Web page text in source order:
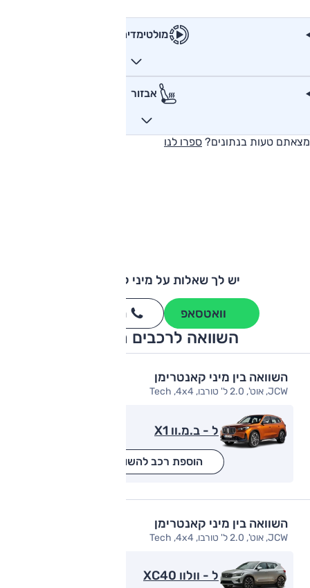
מולטימדיה
אבזור
מצאתם טעות בנתונים? ספרו לנו
יש לך שאלות על מיני קאנטרימן?
וואטסאפ חייגו
השוואה לרכבים מתחרים
השוואה בין מיני קאנטרימן
JCW, אוט', 2.0 ל' טורבו, Tech ,4x4
ל - ב.מ.וו X1
הוספת רכב להשוואה
השוואה בין מיני קאנטרימן
JCW, אוט', 2.0 ל' טורבו, Tech ,4x4
ל - וולוו XC40